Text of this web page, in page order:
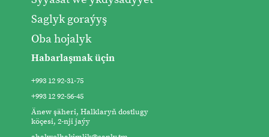
Saglyk goraýyş
Oba hojalyk
Habarlaşmak üçin
+993 12 92-31-75
+993 12 92-56-45
Änew şäheri, Halklaryň dostlugy
köçesi, 2-nji jaýy